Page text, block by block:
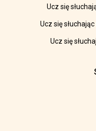
Ucz się
Ucz się
Ucz się